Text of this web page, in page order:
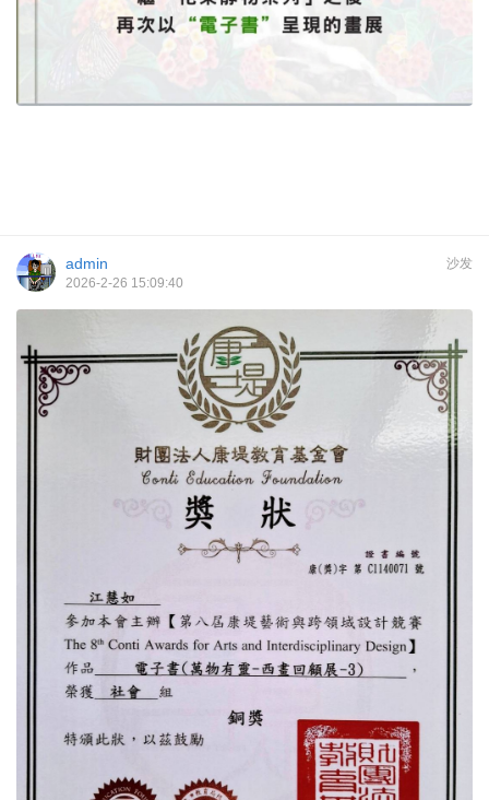
沙发
admin
2026-2-26 15:09:40